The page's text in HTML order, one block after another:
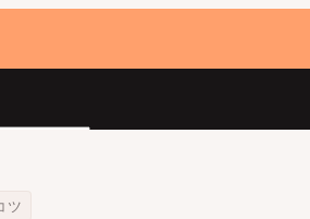
ツ
なす検索演算子20選